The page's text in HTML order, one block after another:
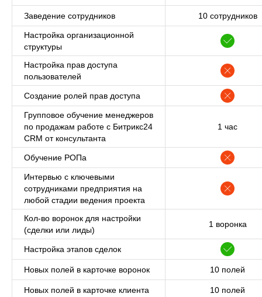
Заведение сотрудников 10 сотрудников
Настройка организационной
структуры
Настройка прав доступа
пользователей
Создание ролей прав доступа
Групповое обучение менеджеров
по продажам работе с Битрикс24
CRM от консультанта
1 час
Обучение РОПа
Интервью с ключевыми
сотрудниками предприятия на
любой стадии ведения проекта
Кол-во воронок для настройки
(сделки или лиды)
1 воронка
Настройка этапов сделок
Новых полей в карточке воронок 10 полей
Новых полей в карточке клиента 10 полей
Разработанных решений
автоматизации
250+
Компаний
автоматизировали
и оптимизировали
процессы
40+
Штат специалистов
по профильным
10+
Год основания нашей
компании
2019
Нести осознание и развитие бизнесу.
Создаем и интегрируем IT-решения
для достижения целей партнеров.
Наша
миссия: